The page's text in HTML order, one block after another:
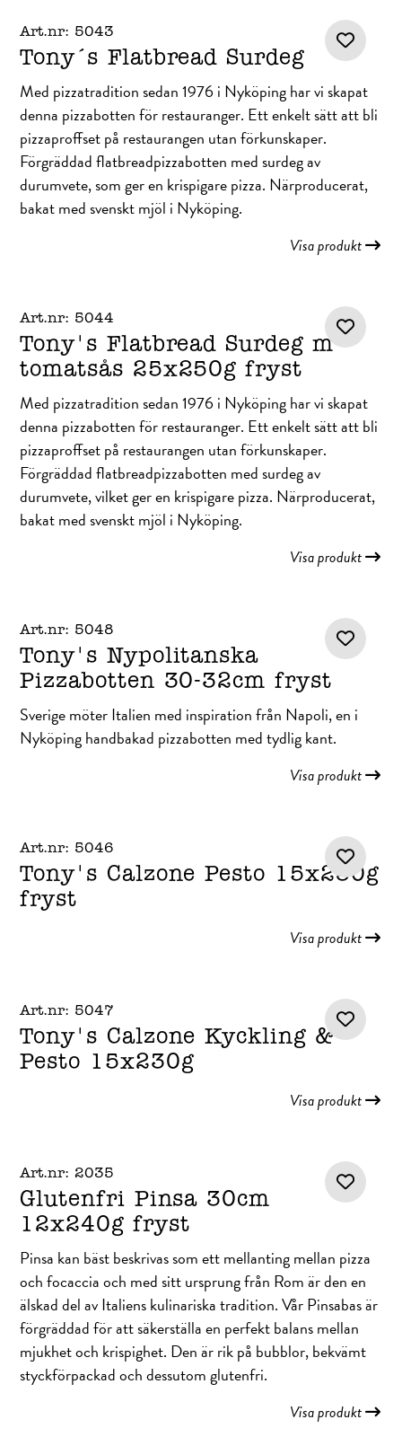
Art.nr: 5043
Tony´s Flatbread Surdeg
Med pizzatradition sedan 1976 i Nyköping har vi skapat
denna pizzabotten för restauranger. Ett enkelt sätt att bli
pizzaproffset på restaurangen utan förkunskaper.
Förgräddad flatbreadpizzabotten med surdeg av
durumvete, som ger en krispigare pizza. Närproducerat,
bakat med svenskt mjöl i Nyköping.
Visa produkt
Art.nr: 5044
Tony's Flatbread Surdeg m
tomatsås 25x250g fryst
Med pizzatradition sedan 1976 i Nyköping har vi skapat
denna pizzabotten för restauranger. Ett enkelt sätt att bli
pizzaproffset på restaurangen utan förkunskaper.
Förgräddad flatbreadpizzabotten med surdeg av
durumvete, vilket ger en krispigare pizza. Närproducerat,
bakat med svenskt mjöl i Nyköping.
Visa produkt
Art.nr: 5048
Tony's Nypolitanska
Pizzabotten 30-32cm fryst
Sverige möter Italien med inspiration från Napoli, en i
Nyköping handbakad pizzabotten med tydlig kant.
Visa produkt
Art.nr: 5046
Tony's Calzone Pesto 15x230g
fryst
Visa produkt
Art.nr: 5047
Tony's Calzone Kyckling &
Pesto 15x230g
Visa produkt
Art.nr: 2035
Glutenfri Pinsa 30cm
12x240g fryst
Pinsa kan bäst beskrivas som ett mellanting mellan pizza
och focaccia och med sitt ursprung från Rom är den en
älskad del av Italiens kulinariska tradition. Vår Pinsabas är
förgräddad för att säkerställa en perfekt balans mellan
mjukhet och krispighet. Den är rik på bubblor, bekvämt
styckförpackad och dessutom glutenfri.
Visa produkt